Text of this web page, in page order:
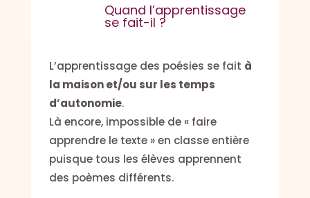
Quand l’apprentissage
se fait-il ?
L’apprentissage des poésies se fait à
la maison et/ou sur les temps
d’autonomie.
Là encore, impossible de « faire
apprendre le texte » en classe entière
puisque tous les élèves apprennent
des poèmes différents.